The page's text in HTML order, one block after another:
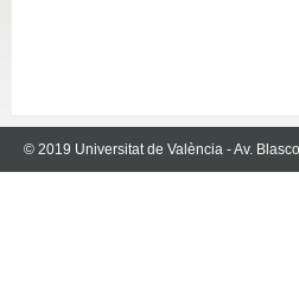
© 2019 Universitat de València - Av.